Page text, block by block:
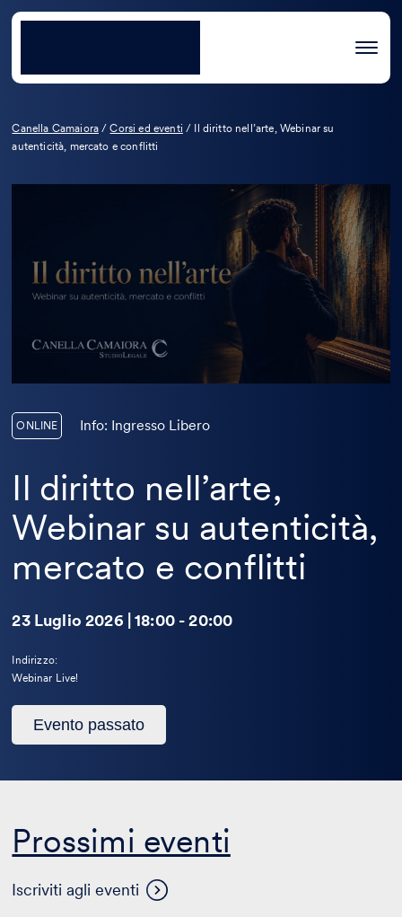
Canella Camaiora /Corsi ed eventi /
Il diritto nell’arte, Webinar su
autenticità, mercato e conflitti
ONLINE Info: Ingresso Libero
Il diritto nell’arte,
Webinar su autenticità,
mercato e conflitti
23 Luglio 2026 | 18:00 - 20:00
Indirizzo:
Webinar Live!
Questo
evento
è
Evento passato
Prossimi eventi
Iscriviti agli eventi